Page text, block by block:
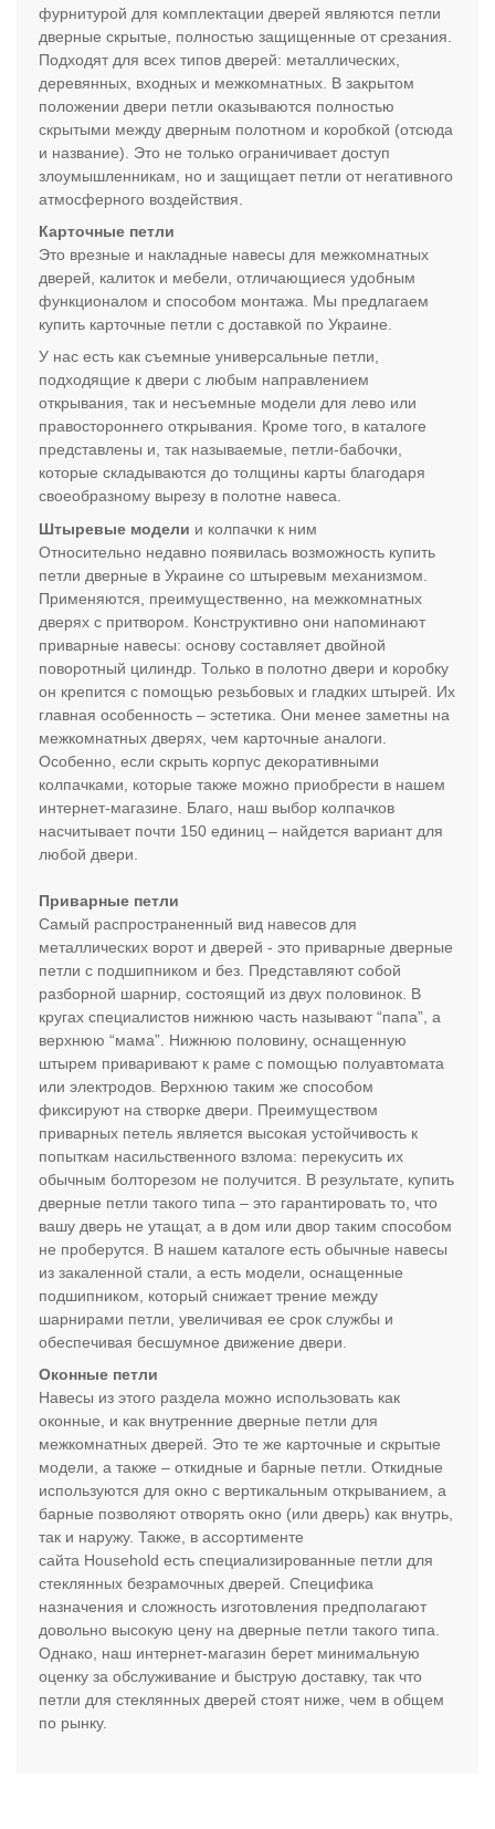
фурнитурой для комплектации дверей являются петли
дверные скрытые, полностью защищенные от срезания.
Подходят для всех типов дверей: металлических,
деревянных, входных и межкомнатных. В закрытом
положении двери петли оказываются полностью
скрытыми между дверным полотном и коробкой (отсюда
и название). Это не только ограничивает доступ
злоумышленникам, но и защищает петли от негативного
атмосферного воздействия.
Карточные петли
Это врезные и накладные навесы для межкомнатных
дверей, калиток и мебели, отличающиеся удобным
функционалом и способом монтажа. Мы предлагаем
купить карточные петли с доставкой по Украине.
У нас есть как съемные универсальные петли,
подходящие к двери с любым направлением
открывания, так и несъемные модели для лево или
правостороннего открывания. Кроме того, в каталоге
представлены и, так называемые, петли-бабочки,
которые складываются до толщины карты благодаря
своеобразному вырезу в полотне навеса.
Штыревые модели и колпачки к ним
Относительно недавно появилась возможность купить
петли дверные в Украине со штыревым механизмом.
Применяются, преимущественно, на межкомнатных
дверях с притвором. Конструктивно они напоминают
приварные навесы: основу составляет двойной
поворотный цилиндр. Только в полотно двери и коробку
он крепится с помощью резьбовых и гладких штырей. Их
главная особенность – эстетика. Они менее заметны на
межкомнатных дверях, чем карточные аналоги.
Особенно, если скрыть корпус декоративными
колпачками, которые также можно приобрести в нашем
интернет-магазине. Благо, наш выбор колпачков
насчитывает почти 150 единиц – найдется вариант для
любой двери.
Приварные петли
Самый распространенный вид навесов для
металлических ворот и дверей - это приварные дверные
петли с подшипником и без. Представляют собой
разборной шарнир, состоящий из двух половинок. В
кругах специалистов нижнюю часть называют “папа”, а
верхнюю “мама”. Нижнюю половину, оснащенную
штырем приваривают к раме с помощью полуавтомата
или электродов. Верхнюю таким же способом
фиксируют на створке двери. Преимуществом
приварных петель является высокая устойчивость к
попыткам насильственного взлома: перекусить их
обычным болторезом не получится. В результате, купить
дверные петли такого типа – это гарантировать то, что
вашу дверь не утащат, а в дом или двор таким способом
не проберутся. В нашем каталоге есть обычные навесы
из закаленной стали, а есть модели, оснащенные
подшипником, который снижает трение между
шарнирами петли, увеличивая ее срок службы и
обеспечивая бесшумное движение двери.
Оконные петли
Навесы из этого раздела можно использовать как
оконные, и как внутренние дверные петли для
межкомнатных дверей. Это те же карточные и скрытые
модели, а также – откидные и барные петли. Откидные
используются для окно с вертикальным открыванием, а
барные позволяют отворять окно (или дверь) как внутрь,
так и наружу. Также, в ассортименте
сайта Household есть специализированные петли для
стеклянных безрамочных дверей. Специфика
назначения и сложность изготовления предполагают
довольно высокую цену на дверные петли такого типа.
Однако, наш интернет-магазин берет минимальную
оценку за обслуживание и быструю доставку, так что
петли для стеклянных дверей стоят ниже, чем в общем
по рынку.